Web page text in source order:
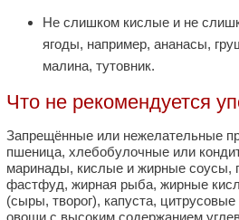
Не слишком кислые и не
ягоды, например, ананасы,
малина, тутовник.
Что не рекомендуется
Запрещённые или нежелательные
пшеница, хлебобулочные или
маринады, кислые и жирные соусы,
фастфуд, жирная рыба, жирные
(сыры, творог), капуста,